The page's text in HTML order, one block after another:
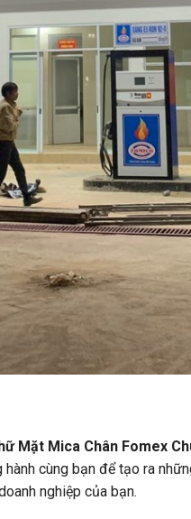
Mặt Mica Chân Fomex
cùng bạn để tạo ra
nghiệp của bạn.